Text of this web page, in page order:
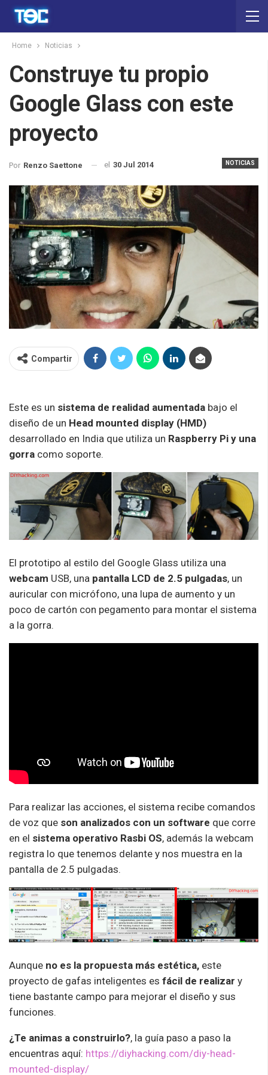
Home Noticias
Construye tu propio
Google Glass con este
proyecto
NOTICIAS
Por Renzo Saettone el 30 Jul 2014
Compartir
Este es un sistema de realidad aumentada bajo el
diseño de un Head mounted display (HMD)
desarrollado en India que utiliza un Raspberry Pi y una
gorra como soporte.
El prototipo al estilo del Google Glass utiliza una
webcam USB, una pantalla LCD de 2.5 pulgadas, un
auricular con micrófono, una lupa de aumento y un
poco de cartón con pegamento para montar el sistema
a la gorra.
Para realizar las acciones, el sistema recibe comandos
de voz que son analizados con un software que corre
en el sistema operativo Rasbi OS, además la webcam
registra lo que tenemos delante y nos muestra en la
pantalla de 2.5 pulgadas.
Aunque no es la propuesta más estética, este
proyecto de gafas inteligentes es fácil de realizar y
tiene bastante campo para mejorar el diseño y sus
funciones.
¿Te animas a construirlo?, la guía paso a paso la
encuentras aquí: https://diyhacking.com/diy-head-
mounted-display/